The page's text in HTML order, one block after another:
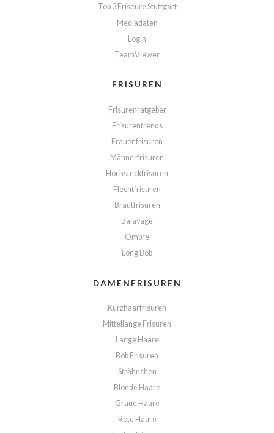
Top 3 Friseure Stuttgart
Mediadaten
Login
TeamViewer
FRISUREN
Frisurenratgeber
Frisurentrends
Frauenfrisuren
Männerfrisuren
Hochsteckfrisuren
Flechtfrisuren
Brautfrisuren
Balayage
Ombre
Long Bob
DAMENFRISUREN
Kurzhaarfrisuren
Mittellange Frisuren
Lange Haare
Bob Frisuren
Strähnchen
Blonde Haare
Graue Haare
Rote Haare